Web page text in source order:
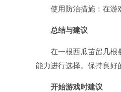
使用防治措施：在游
总结与建议
在一根西瓜苗留几根
能力进行选择。保持良好
开始游戏时建议